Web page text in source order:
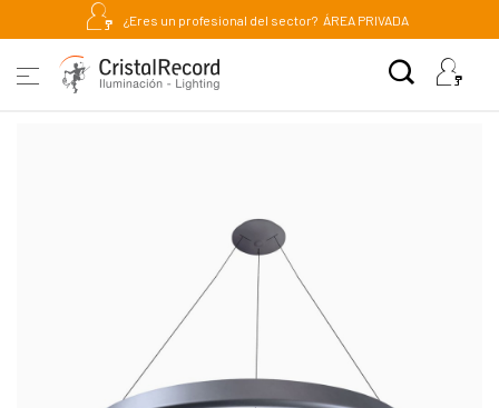
¿Eres un profesional del sector? ÁREA PRIVADA